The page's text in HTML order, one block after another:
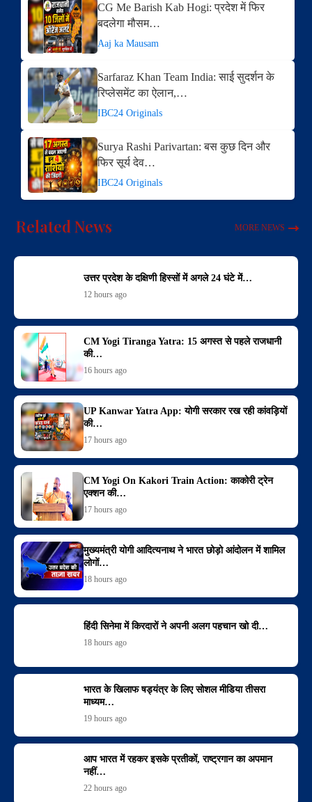
CG Me Barish Kab Hogi: प्रदेश में फिर
बदलेगा मौसम…
Aaj ka Mausam
Sarfaraz Khan Team India: साई सुदर्शन के
रिप्लेसमेंट का ऐलान,…
IBC24 Originals
Surya Rashi Parivartan: बस कुछ दिन और​
फिर सूर्य देव…
IBC24 Originals
Related News MORE NEWS
उत्तर प्रदेश के दक्षिणी हिस्सों में अगले 24 घंटे में…
12 hours ago
CM Yogi Tiranga Yatra: 15 अगस्त से पहले राजधानी
की…
16 hours ago
UP Kanwar Yatra App: योगी सरकार रख रही कांवड़ियों
की…
17 hours ago
CM Yogi On Kakori Train Action: काकोरी ट्रेन
एक्शन की…
17 hours ago
मुख्यमंत्री योगी आदित्यनाथ ने भारत छोड़ो आंदोलन में शामिल
लोगों…
18 hours ago
हिंदी सिनेमा में किरदारों ने अपनी अलग पहचान खो दी…
18 hours ago
भारत के खिलाफ षड्यंत्र के लिए सोशल मीडिया तीसरा
माध्यम…
19 hours ago
आप भारत में रहकर इसके प्रतीकों, राष्ट्रगान का अपमान
नहीं…
22 hours ago